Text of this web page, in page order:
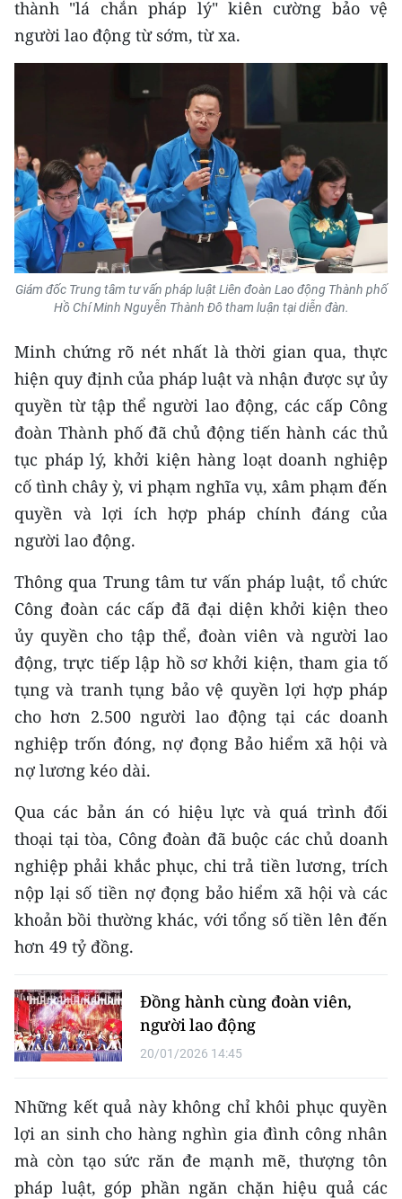
ENGLISH
РУССКИЙ
ESPAÑOL
한국어
thành "lá chắn pháp lý" kiên cường bảo vệ
người lao động từ sớm, từ xa.
Giám đốc Trung tâm tư vấn pháp luật Liên đoàn Lao động Thành phố
Hồ Chí Minh Nguyễn Thành Đô tham luận tại diễn đàn.
Minh chứng rõ nét nhất là thời gian qua, thực
hiện quy định của pháp luật và nhận được sự ủy
quyền từ tập thể người lao động, các cấp Công
đoàn Thành phố đã chủ động tiến hành các thủ
tục pháp lý, khởi kiện hàng loạt doanh nghiệp
cố tình chây ỳ, vi phạm nghĩa vụ, xâm phạm đến
quyền và lợi ích hợp pháp chính đáng của
người lao động.
Thông qua Trung tâm tư vấn pháp luật, tổ chức
Công đoàn các cấp đã đại diện khởi kiện theo
ủy quyền cho tập thể, đoàn viên và người lao
động, trực tiếp lập hồ sơ khởi kiện, tham gia tố
tụng và tranh tụng bảo vệ quyền lợi hợp pháp
cho hơn 2.500 người lao động tại các doanh
nghiệp trốn đóng, nợ đọng Bảo hiểm xã hội và
nợ lương kéo dài.
Qua các bản án có hiệu lực và quá trình đối
thoại tại tòa, Công đoàn đã buộc các chủ doanh
nghiệp phải khắc phục, chi trả tiền lương, trích
nộp lại số tiền nợ đọng bảo hiểm xã hội và các
khoản bồi thường khác, với tổng số tiền lên đến
hơn 49 tỷ đồng.
Đồng hành cùng đoàn viên,
người lao động
20/01/2026 14:45
Những kết quả này không chỉ khôi phục quyền
lợi an sinh cho hàng nghìn gia đình công nhân
mà còn tạo sức răn đe mạnh mẽ, thượng tôn
pháp luật, góp phần ngăn chặn hiệu quả các